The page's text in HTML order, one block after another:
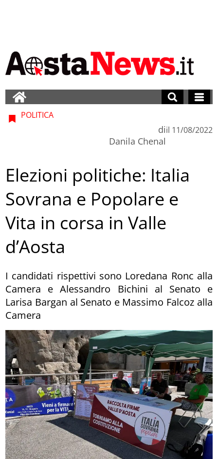
POLITICA
di
Danila Chenal
il 11/08/2022
Elezioni politiche: Italia
Sovrana e Popolare e
Vita in corsa in Valle
d’Aosta
I candidati rispettivi sono Loredana Ronc alla
Camera e Alessandro Bichini al Senato e
Larisa Bargan al Senato e Massimo Falcoz alla
Camera